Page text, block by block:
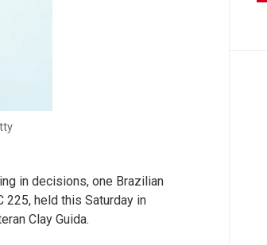
in decisions, one Brazilian
held this Saturday in
Clay Guida.